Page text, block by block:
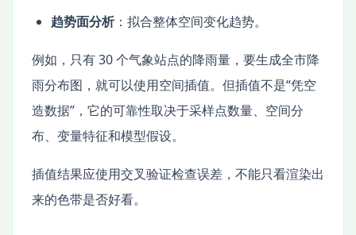
趋势面分析：拟合整体空间变化趋势。
例如，只有 30 个气象站点的降雨量，要生成全市降
雨分布图，就可以使用空间插值。但插值不是“凭空
造数据”，它的可靠性取决于采样点数量、空间分
布、变量特征和模型假设。
插值结果应使用交叉验证检查误差，不能只看渲染出
来的色带是否好看。